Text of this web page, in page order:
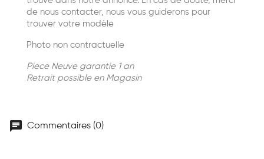
de nous contacter, nous vous guiderons pour
trouver votre modèle
Photo non contractuelle
Piece Neuve garantie 1 an
Retrait possible en Magasin
chat Commentaires (0)